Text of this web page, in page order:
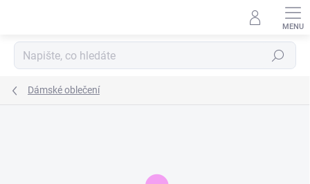
Hledat
Dámské oblečení